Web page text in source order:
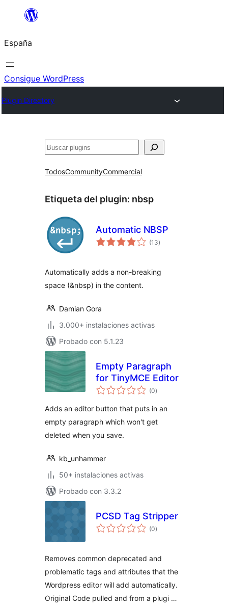
Saltar
contenido
España
Consigue WordPress
Plugin Directory
Buscar
TodosCommunityCommercial
Etiqueta del plugin: nbsp
Automatic NBSP
(13valoraciones
en
)
Automatically adds a non-breaking
space (&nbsp) in the content.
Damian Gora
3.000+ instalaciones activas
Probado con 5.1.23
Empty Paragraph
for TinyMCE Editor
(0valoraciones
en
)
Adds an editor button that puts in an
empty paragraph which won't get
deleted when you save.
kb_unhammer
50+ instalaciones activas
Probado con 3.3.2
PCSD Tag Stripper
(0valoraciones
en
)
Removes common deprecated and
problematic tags and attributes that the
Wordpress editor will add automatically.
Original Code pulled and from a plugi …